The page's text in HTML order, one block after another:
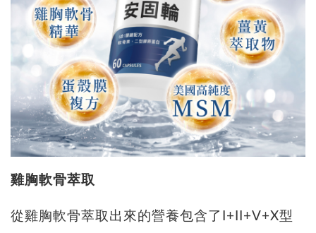
雞胸軟骨萃取
從雞胸軟骨萃取出來的營養包含了I+II+V+X型